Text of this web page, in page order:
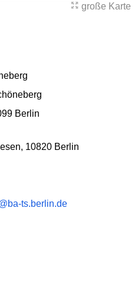
große Karte
Berlin
, 10820 Berlin
ts.berlin.de